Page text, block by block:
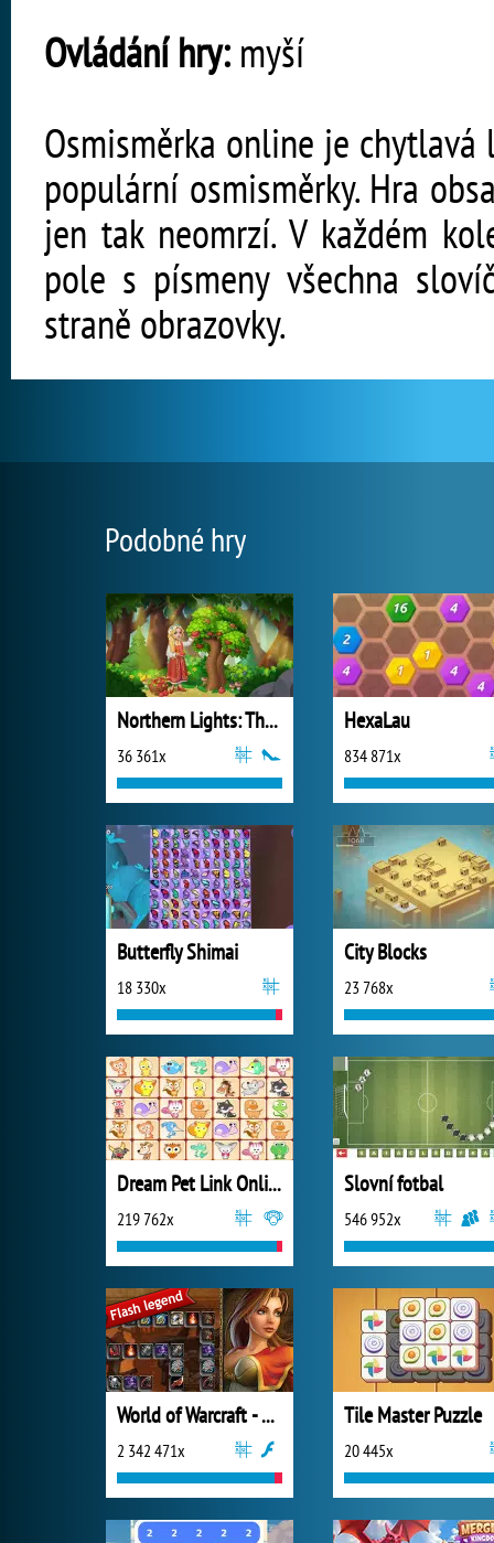
Ovládání hry: myší
Osmisměrka online je
populární osmisměrky. Hra
jen tak neomrzí. V každém
pole s písmeny všechna
straně obrazovky.
Podobné hry
Northern Lights: The Secret of the Forest
36 361x
HexaLau
834 871x
Butterfly Shimai
18 330x
City Blocks
23 768x
Dream Pet Link Online
219 762x
Slovní fotbal
546 952x
World of Warcraft - Connect 2
2 342 471x
Tile Master Puzzle
20 445x